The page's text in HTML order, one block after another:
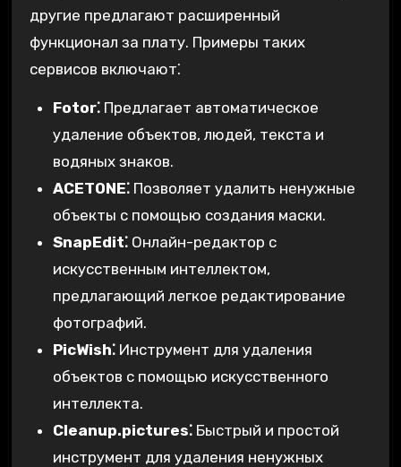
другие предлагают расширенный
функционал за плату. Примеры таких
сервисов включают⁚
Fotor⁚Предлагает автоматическое
удаление объектов, людей, текста и
водяных знаков.
ACETONE⁚Позволяет удалить ненужные
объекты с помощью создания маски.
SnapEdit⁚Онлайн-редактор с
искусственным интеллектом,
предлагающий легкое редактирование
фотографий.
PicWish⁚Инструмент для удаления
объектов с помощью искусственного
интеллекта.
Cleanup.pictures⁚Быстрый и простой
инструмент для удаления ненужных